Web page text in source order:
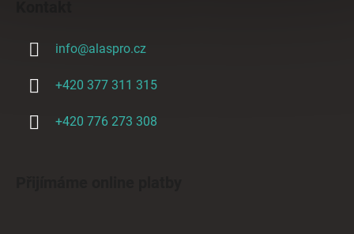
info@alaspro.cz
+420 377 311 315
+420 776 273 308